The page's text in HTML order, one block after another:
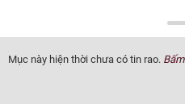
Ford Transit
GIÁ XE
Mục này hiện thời chưa có tin rao.